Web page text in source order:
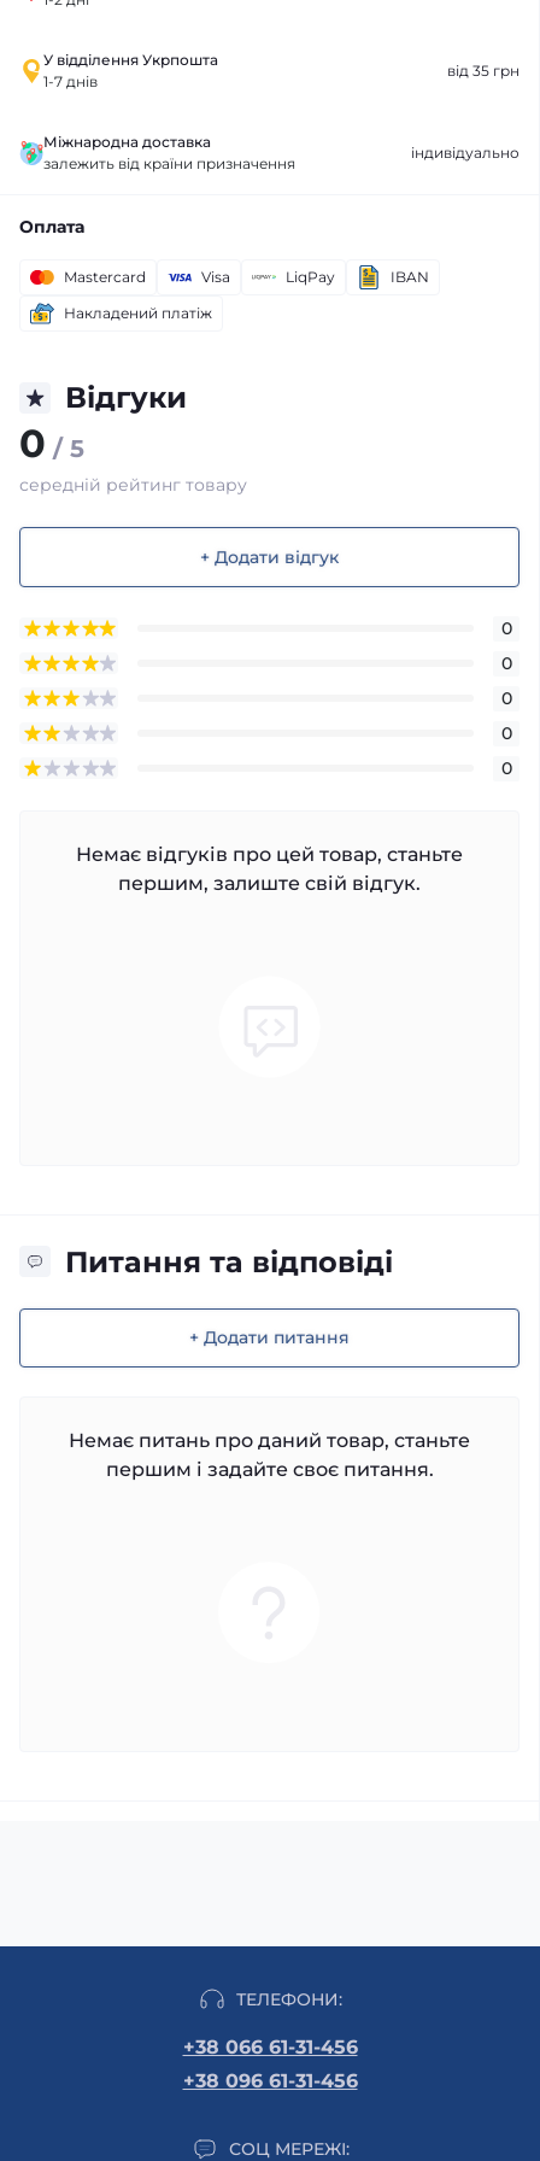
У відділення Укрпошта
1-7 днів
від 35 грн
Міжнародна доставка
залежить від країни призначення
індивідуально
Оплата
Mastercard Visa LiqPay
IBAN
Накладений платіж
Відгуки
0 / 5
середній рейтинг товару
+ Додати відгук
0
0
0
0
0
Немає відгуків про цей товар, станьте
першим, залиште свій відгук.
Питання та відповіді
+ Додати питання
Немає питань про даний товар, станьте
першим і задайте своє питання.
ТЕЛЕФОНИ:
+38 066 61-31-456
+38 096 61-31-456
СОЦ МЕРЕЖІ: